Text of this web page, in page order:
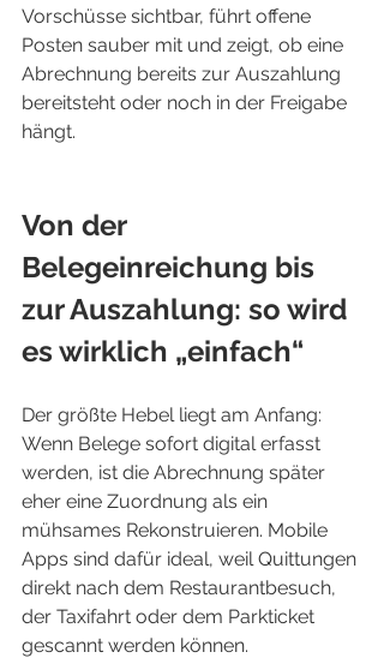
Vorschüsse sichtbar, führt offene
Posten sauber mit und zeigt, ob eine
Abrechnung bereits zur Auszahlung
bereitsteht oder noch in der Freigabe
hängt.
Von der
Belegeinreichung bis
zur Auszahlung: so wird
es wirklich „einfach“
Der größte Hebel liegt am Anfang:
Wenn Belege sofort digital erfasst
werden, ist die Abrechnung später
eher eine Zuordnung als ein
mühsames Rekonstruieren. Mobile
Apps sind dafür ideal, weil Quittungen
direkt nach dem Restaurantbesuch,
der Taxifahrt oder dem Parkticket
gescannt werden können.